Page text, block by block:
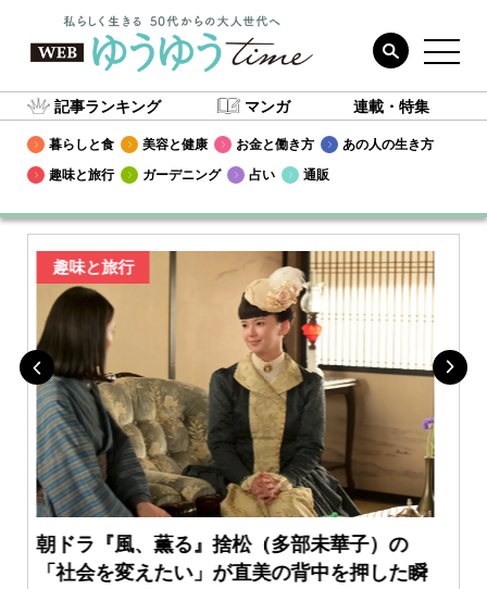
記事ランキング マンガ 連載・特集
暮らしと食 美容と健康 お金と働き方
あの人の生き方
趣味と旅行
ガーデニング 占い 通販
趣味と旅行
『団地のふたり』初恋の人が今もかっこいい
という奇跡！50代のリアルが胸にしみる【第